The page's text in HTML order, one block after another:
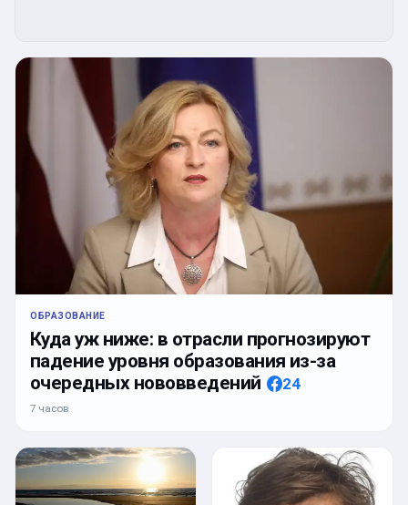
ОБРАЗОВАНИЕ
Куда уж ниже: в отрасли прогнозируют
падение уровня образования из-за
очередных нововведений
24
7 часов